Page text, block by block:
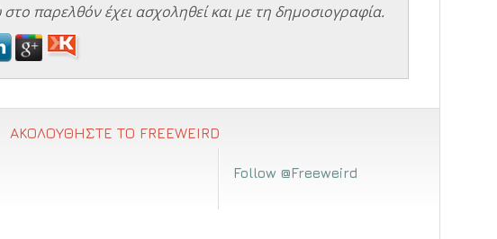
παρελθόν έχει ασχοληθεί και με τη δημοσιογραφία.
ΑΚΟΛΟΥΘΗΣΤΕ ΤΟ FREEWEIRD
Follow @Freeweird